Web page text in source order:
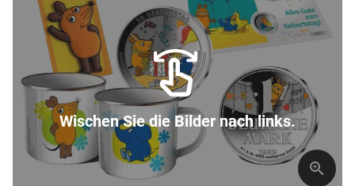
Wischen Sie die Bilder nach links.